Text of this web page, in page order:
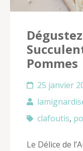
Pommes
25 janvier
clafoutis,
Le Délice de